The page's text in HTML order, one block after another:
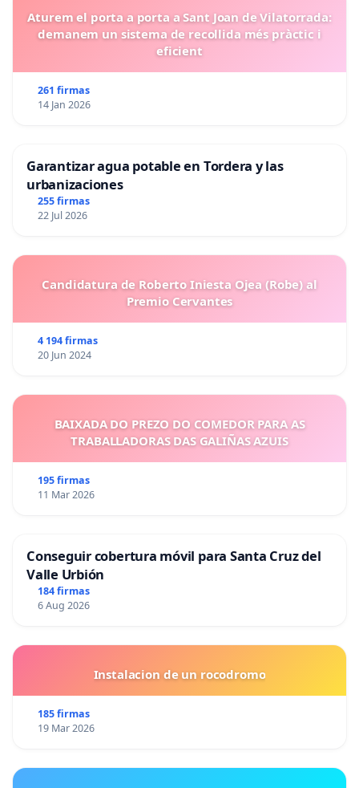
Aturem el porta a porta a Sant Joan de Vilatorrada:
demanem un sistema de recollida més pràctic i
eficient
261 firmas
14 Jan 2026
Garantizar agua potable en Tordera y las
urbanizaciones
255 firmas
22 Jul 2026
Candidatura de Roberto Iniesta Ojea (Robe) al
Premio Cervantes
4 194 firmas
20 Jun 2024
BAIXADA DO PREZO DO COMEDOR PARA AS
TRABALLADORAS DAS GALIÑAS AZUIS
195 firmas
11 Mar 2026
Conseguir cobertura móvil para Santa Cruz del
Valle Urbión
184 firmas
6 Aug 2026
Instalacion de un rocodromo
185 firmas
19 Mar 2026